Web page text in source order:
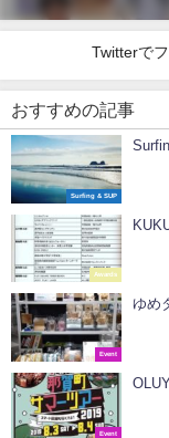
Twitterで
おすすめの記事
Surfing & SUP
Awards
Event
ゆめ
Event